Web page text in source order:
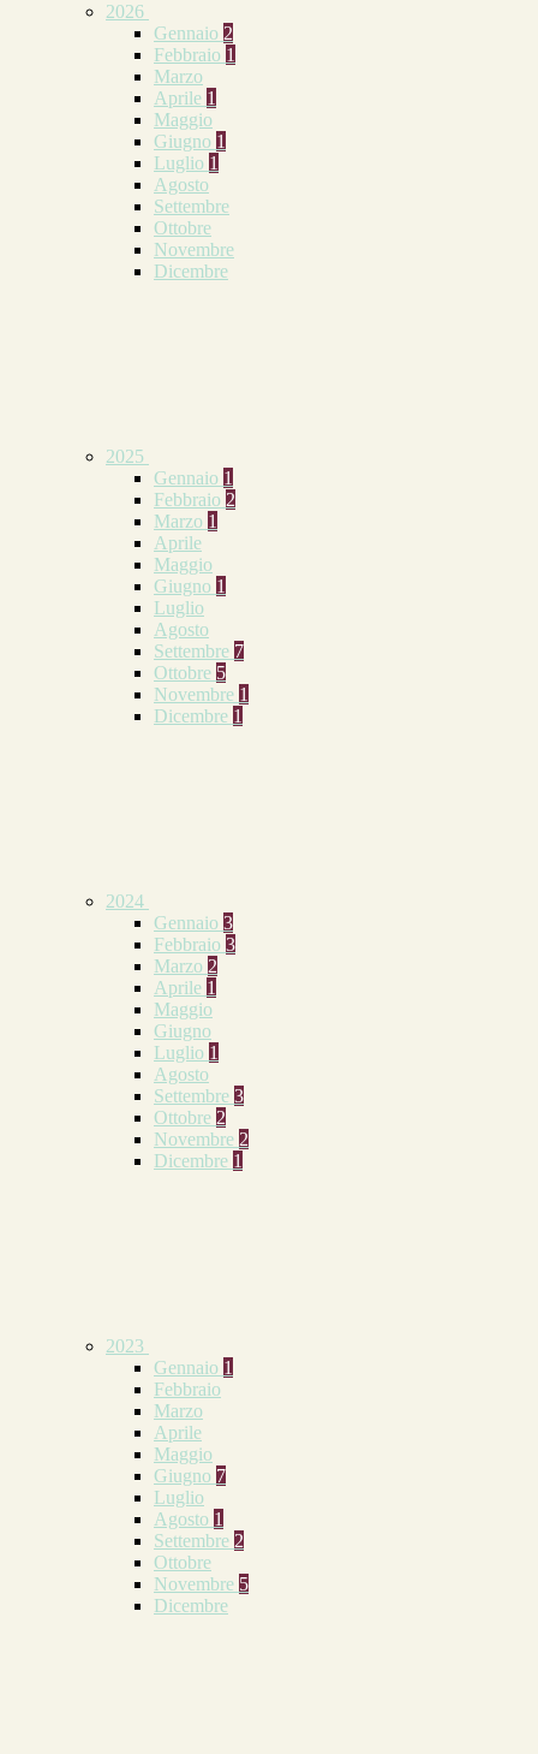
2026
Gennaio 2
Febbraio 1
Marzo
Aprile 1
Maggio
Giugno 1
Luglio 1
Agosto
Settembre
Ottobre
Novembre
Dicembre
2025
Gennaio 1
Febbraio 2
Marzo 1
Aprile
Maggio
Giugno 1
Luglio
Agosto
Settembre 7
Ottobre 5
Novembre 1
Dicembre 1
2024
Gennaio 3
Febbraio 3
Marzo 2
Aprile 1
Maggio
Giugno
Luglio 1
Agosto
Settembre 3
Ottobre 2
Novembre 2
Dicembre 1
2023
Gennaio 1
Febbraio
Marzo
Aprile
Maggio
Giugno 7
Luglio
Agosto 1
Settembre 2
Ottobre
Novembre 5
Dicembre